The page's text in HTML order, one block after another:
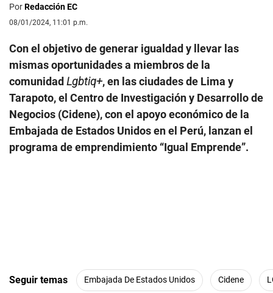
PorRedacción EC
08/01/2024, 11:01 p.m.
Con el objetivo de generar igualdad y llevar las
mismas oportunidades a miembros de la
comunidadLgbtiq+, en las ciudades de Lima y
Tarapoto, el Centro de Investigación y Desarrollo de
Negocios (Cidene), con el apoyo económico de la
Embajada de Estados Unidos en el Perú, lanzan el
programa de emprendimiento “Igual Emprende”.
Seguir temas Embajada De Estados Unidos Cidene